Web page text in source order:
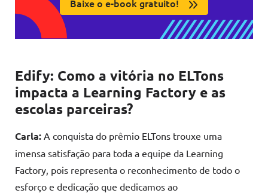
Baixe o e-book gratuito!
Edify: Como a vitória no ELTons
impacta a Learning Factory e as
escolas parceiras?
Carla: A conquista do prêmio ELTons trouxe uma
imensa satisfação para toda a equipe da Learning
Factory, pois representa o reconhecimento de todo o
esforço e dedicação que dedicamos ao